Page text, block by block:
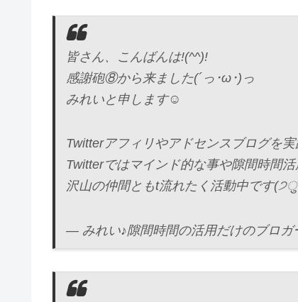
皆さん、こんばんは!(^^)!
感謝砲⑧から来ました(´っ･ω･)っ
みれいと申します☺
Twitterアフィリやアドセンスブログ
Twitterではマインド的な事や隙間時間
沢山の仲間ともt流れたく活動中です
— みれい♪隙間時間の活用だけのブロガ